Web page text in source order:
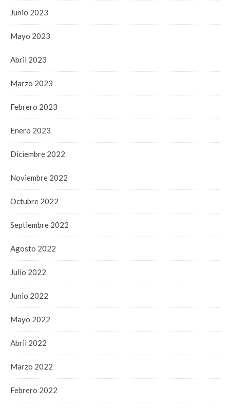
Junio 2023
Mayo 2023
Abril 2023
Marzo 2023
Febrero 2023
Enero 2023
Diciembre 2022
Noviembre 2022
Octubre 2022
Septiembre 2022
Agosto 2022
Julio 2022
Junio 2022
Mayo 2022
Abril 2022
Marzo 2022
Febrero 2022